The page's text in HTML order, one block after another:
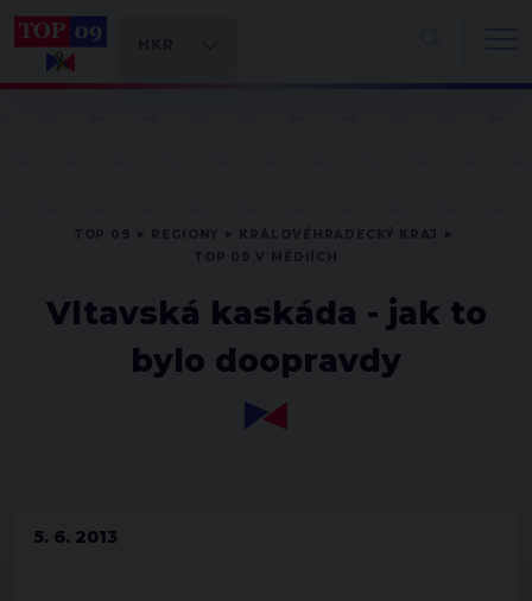
Vltavská kaskáda - jak to
bylo doopravdy
5. 6. 2013